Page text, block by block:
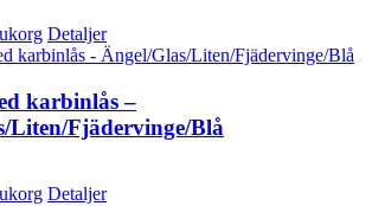
Detaljer
karbinlås –
Liten/Fjädervinge/Blå
Detaljer